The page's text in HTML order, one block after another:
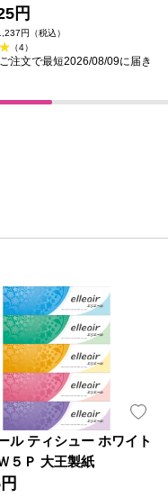
円
円（税込）
（4）
注文で最短2026/08/09に届き
ル ティシュー ホワイト
５Ｐ 大王製紙